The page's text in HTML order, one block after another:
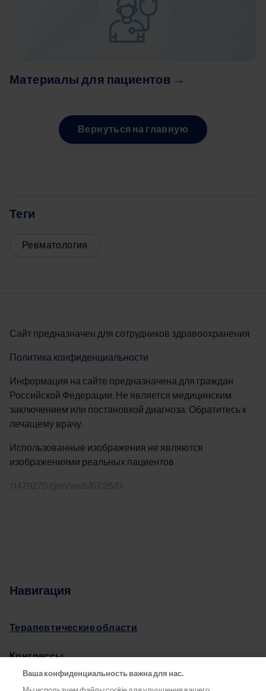
Материалы для пациентов →
Вернуться на главную
Теги
Ревматология
Сайт предназначен для сотрудников здравоохранения
Политика конфиденциальности
Информация на сайте предназначена для граждан
Российской Федерации. Не является медицинским
заключением или постановкой диагноза. Обратитесь к
лечащему врачу.
Использованные изображения не являются
изображениями реальных пациентов
11479270/gen/web/07.25/0
Навигация
Терапевтические области
Конгрессы
Pro.Баланс
Ваша конфиденциальность важна для нас.